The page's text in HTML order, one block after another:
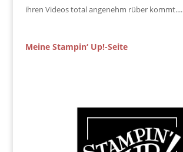
ihren Videos total angenehm rüber kommt....
Meine Stampin‘ Up!-Seite